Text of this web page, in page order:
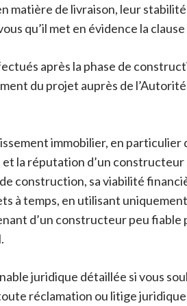
de livraison, leur
qu’il met en évidence la
après la phase de
du projet auprès de
immobilier, en
la réputation d’un constructeur
construction, sa viabilité
à temps, en utilisant
d’un constructeur peu
juridique détaillée si vous
réclamation ou litige